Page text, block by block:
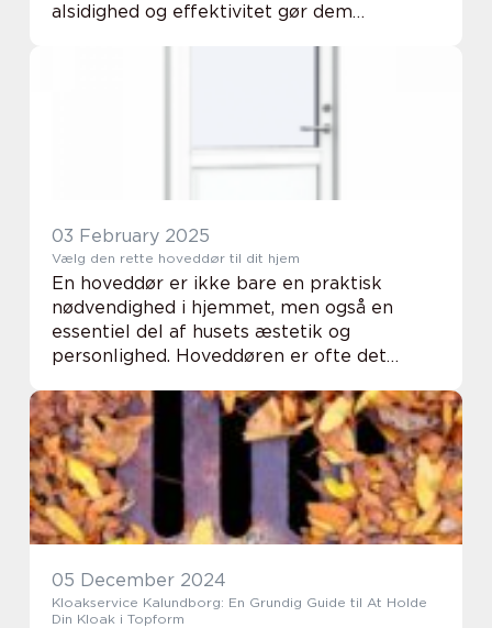
alsidighed og effektivitet gør dem
03 February 2025
Vælg den rette hoveddør til dit hjem
En hoveddør er ikke bare en praktisk
nødvendighed i hjemmet, men også en
essentiel del af husets æstetik og
personlighed. Hoveddøren er ofte det
h...
05 December 2024
Kloakservice Kalundborg: En Grundig Guide til At Holde
Din Kloak i Topform